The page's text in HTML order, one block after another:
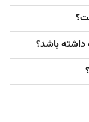
باشد؟